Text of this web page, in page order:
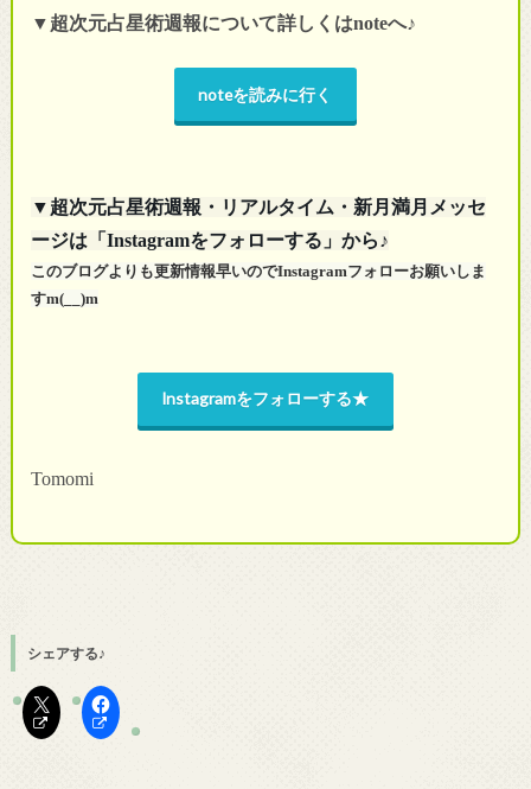
▼超次元占星術週報について詳しくはnoteへ♪
noteを読みに行く
▼超次元占星術週報・リアルタイム・新月満月メッセ
ージは「Instagramをフォローする」から♪
このブログよりも更新情報早いのでInstagramフォローお願いしま
すm(__)m
Instagramをフォローする★
Tomomi
シェアする♪